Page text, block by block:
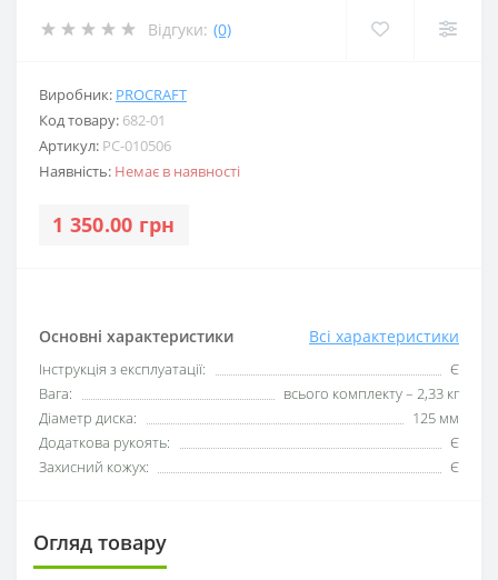
Відгуки: (0)
Виробник: PROCRAFT
Код товару: 682-01
Артикул: PC-010506
Наявність: Немає в наявності
1 350.00 грн
Основні характеристики Всі характеристики
Інструкція з експлуатації:
Є
Вага:
всього комплекту – 2,33 кг
Діаметр диска:
125 мм
Додаткова рукоять:
Є
Захисний кожух:
Є
Огляд товару